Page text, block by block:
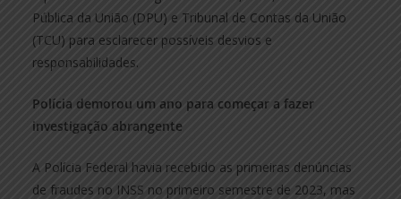
Pública da União (DPU) e Tribunal de Contas da União
(TCU) para esclarecer possíveis desvios e
responsabilidades.
Polícia demorou um ano para começar a fazer
investigação abrangente
A Polícia Federal havia recebido as primeiras denúncias
de fraudes no INSS no primeiro semestre de 2023, mas